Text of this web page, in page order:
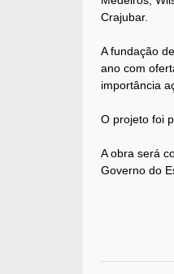
Crajubar.
A fundação
ano com
importância
O projeto foi
A obra será
Governo do